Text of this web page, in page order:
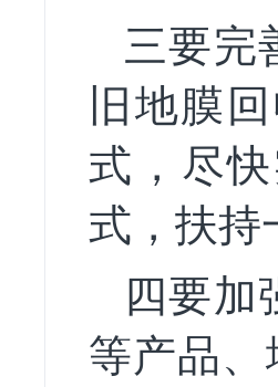
三要完
旧地膜
式，尽
式，扶持
四要加
等产品